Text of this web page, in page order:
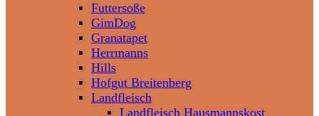
Futtersoße
GimDog
Granatapet
Herrmanns
Hills
Hofgut Breitenberg
Landfleisch
Landfleisch Hausmannskost